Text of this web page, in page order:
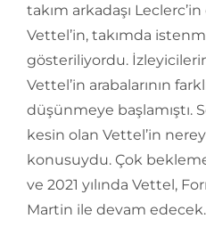
takım arkadaşı
Vettel’in, takımda
gösteriliyordu.
Vettel’in arabalarının
düşünmeye başlamıştı.
kesin olan Vettel’in
konusuydu. Çok
ve 2021 yılında Vettel,
Martin ile devam edecek.